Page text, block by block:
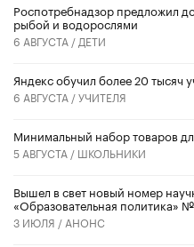
Роспотребнадзор предложил
рыбой и водорослями
6 АВГУСТА / ДЕТИ
​Яндекс обучил более 20 тысяч
6 АВГУСТА /УЧИТЕЛЯ
Минимальный набор товаров
5 АВГУСТА / ШКОЛЬНИКИ
Вышел в свет новый номер
«Образовательная политика»
3 ИЮЛЯ / АНОНС